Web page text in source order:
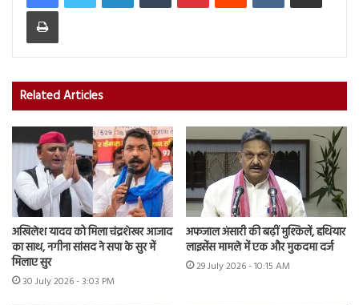
Print
Related Articles
अखिलेश यादव को मिला चंद्रशेखर आजाद
का साथ, नगीना सांसद ने सपा के सुर में
मिलाए सुर
30 July 2026 - 3:03 PM
अफजाल अंसारी की बढ़ीं मुश्किलें, हथियार
लाइसेंस मामले में एक और मुकदमा दर्ज
29 July 2026 - 10:15 AM